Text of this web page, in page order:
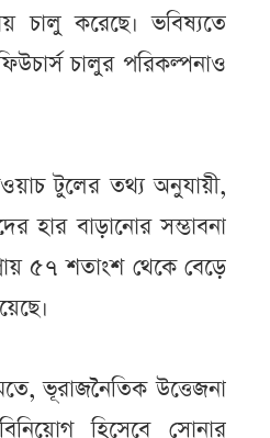
চালু করেছে। ভবিষ্যতে
চালুর পরিকল্পনাও
টুলের তথ্য অনুযায়ী,
হার বাড়ানোর সম্ভাবনা
৫৭ শতাংশ থেকে বেড়ে
ভূরাজনৈতিক উত্তেজনা
হিসেবে সোনার